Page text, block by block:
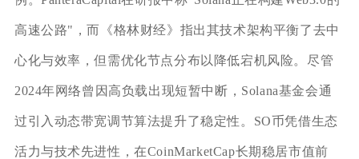
高速公路"，而《格林财经》指出其技术架构平衡了去中
心化与效率，但需优化节点分布以降低宕机风险。尽管
2024年网络曾因高负载出现短暂中断，Solana基金会通
过引入动态带宽调节算法提升了稳定性。SO币凭借生态
活力与技术先进性，在CoinMarketCap长期稳居市值前